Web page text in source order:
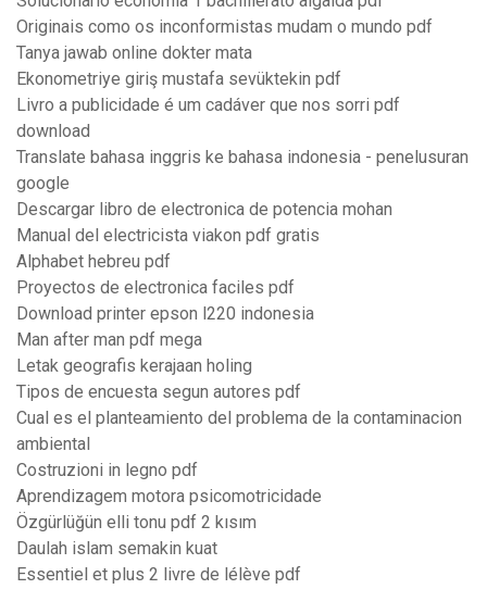
Originais como os inconformistas mudam o mundo pdf
Tanya jawab online dokter mata
Ekonometriye giriş mustafa sevüktekin pdf
Livro a publicidade é um cadáver que nos sorri pdf
download
Translate bahasa inggris ke bahasa indonesia - penelusuran
google
Descargar libro de electronica de potencia mohan
Manual del electricista viakon pdf gratis
Alphabet hebreu pdf
Proyectos de electronica faciles pdf
Download printer epson l220 indonesia
Man after man pdf mega
Letak geografis kerajaan holing
Tipos de encuesta segun autores pdf
Cual es el planteamiento del problema de la contaminacion
ambiental
Costruzioni in legno pdf
Aprendizagem motora psicomotricidade
Özgürlüğün elli tonu pdf 2 kısım
Daulah islam semakin kuat
Essentiel et plus 2 livre de lélève pdf